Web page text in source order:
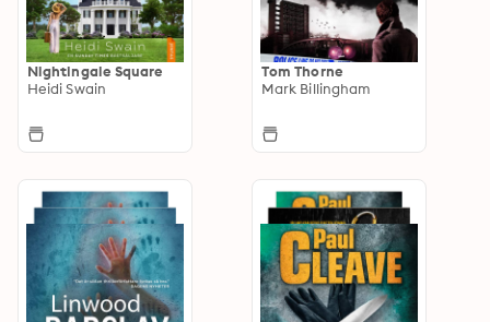
Nightingale Square
Heidi Swain
Tom Thorne
Mark Billingham